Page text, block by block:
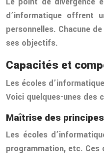
d’informatique offrent
personnelles. Chacune
ses objectifs.
Capacités et
Les écoles
Voici quelques-unes des
Maîtrise des
Les écoles
programmation, etc.